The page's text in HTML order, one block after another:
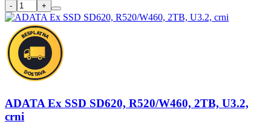
ADATA Ex SSD SD620, R520/W460, 2TB, U3.2,
crni